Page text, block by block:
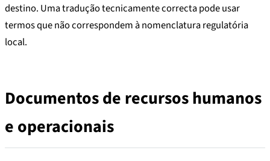
destino. Uma tradução tecnicamente correcta pode usar
termos que não correspondem à nomenclatura regulatória
local.
Documentos de recursos humanos
e operacionais